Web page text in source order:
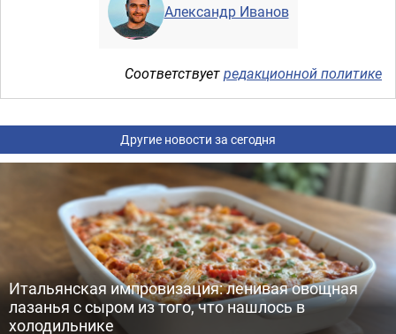
Александр Иванов
Соответствуетредакционной политике
Другие новости за сегодня
Итальянская импровизация: ленивая овощная
лазанья с сыром из того, что нашлось в
холодильнике